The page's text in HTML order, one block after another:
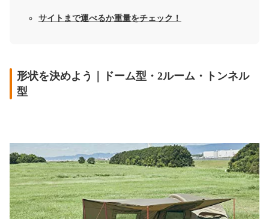
サイトまで運べるか重量をチェック！
形状を決めよう｜ドーム型・2ルーム・トンネル
型